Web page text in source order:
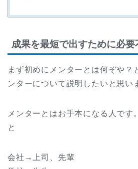
成果を最短で出すために必
まず初めにメンターとは何ぞや？
ンターについて説明したいと思い
メンターとはお手本になる人です
と
会社→上司、先輩